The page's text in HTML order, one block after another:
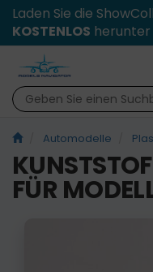
Laden Sie die
KOSTENLOS herunter
Automodelle
FÜR